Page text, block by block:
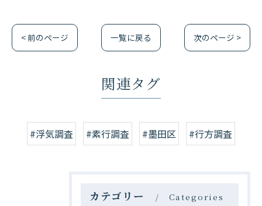
< 前のページ 一覧に戻る 次のページ >
関連タグ
#浮気調査 #素行調査 #墨田区 #行方調査
カテゴリー Categories